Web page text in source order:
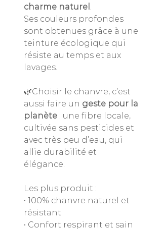
charme naturel
Ses couleurs profondes
sont obtenues grâce à une
teinture écologique qui
résiste au temps et aux
lavages.
🌿Choisir le chanvre, c’est
aussi faire un geste pour la
planète : une fibre locale,
cultivée sans pesticides et
avec très peu d’eau, qui
allie durabilité et
élégance.
Les plus produit :
• 100% chanvre naturel et
résistant
• Confort respirant et sain